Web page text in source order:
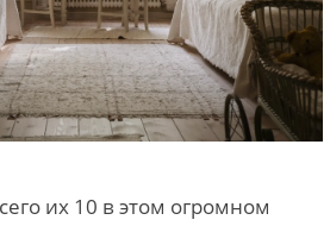
их 10 в этом огромном